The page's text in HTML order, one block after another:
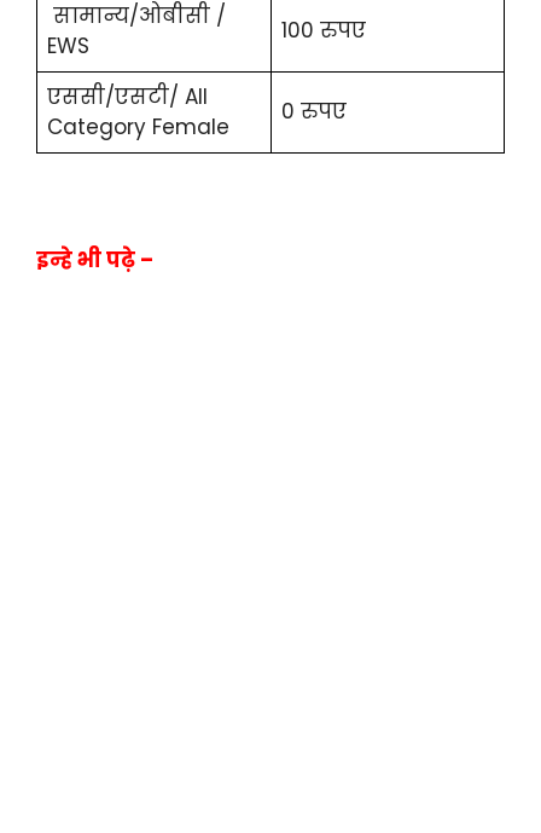
सामान्य/ओबीसी /
EWS
100 रुपए
एससी/एसटी/ All
Category Female
0 रुपए
इन्हे भी पढ़े –